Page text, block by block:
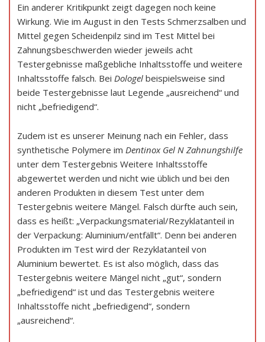
Ein anderer Kritikpunkt zeigt dagegen noch keine
Wirkung. Wie im August in den Tests Schmerzsalben und
Mittel gegen Scheidenpilz sind im Test Mittel bei
Zahnungsbeschwerden wieder jeweils acht
Testergebnisse maßgebliche Inhaltsstoffe und weitere
Inhaltsstoffe falsch. Bei Dologel beispielsweise sind
beide Testergebnisse laut Legende „ausreichend“ und
nicht „befriedigend“.
Zudem ist es unserer Meinung nach ein Fehler, dass
synthetische Polymere im Dentinox Gel N Zahnungshilfe
unter dem Testergebnis Weitere Inhaltsstoffe
abgewertet werden und nicht wie üblich und bei den
anderen Produkten in diesem Test unter dem
Testergebnis weitere Mängel. Falsch dürfte auch sein,
dass es heißt: „Verpackungsmaterial/Rezyklatanteil in
der Verpackung: Aluminium/entfällt“. Denn bei anderen
Produkten im Test wird der Rezyklatanteil von
Aluminium bewertet. Es ist also möglich, dass das
Testergebnis weitere Mängel nicht „gut“, sondern
„befriedigend“ ist und das Testergebnis weitere
Inhaltsstoffe nicht „befriedigend“, sondern
„ausreichend“.